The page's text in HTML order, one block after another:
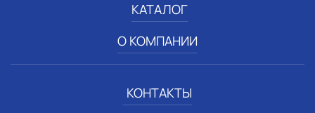
КАТАЛОГ
О КОМПАНИИ
КОНТАКТЫ